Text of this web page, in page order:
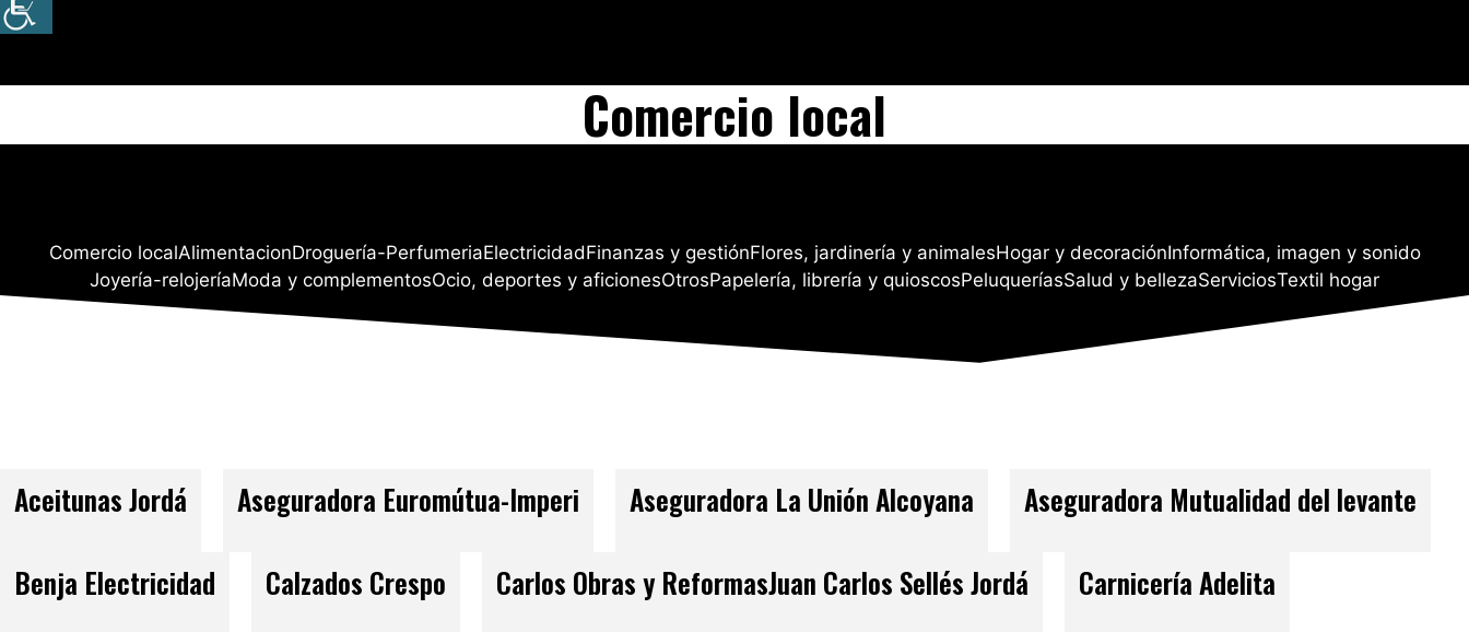
Comercio local
Comercio localAlimentacionDroguería-PerfumeriaElectricidadFinanzas y gestiónFlores, jardinería y animalesHogar y decoraciónInformática, imagen y sonido
Joyería-relojeríaModa y complementosOcio, deportes y aficionesOtrosPapelería, librería y quioscosPeluqueríasSalud y bellezaServiciosTextil hogar
Aceitunas Jordá Aseguradora Euromútua-Imperi Aseguradora La Unión Alcoyana Aseguradora Mutualidad del levante
Benja Electricidad Calzados Crespo Carlos Obras y ReformasJuan Carlos Sellés Jordá Carnicería Adelita